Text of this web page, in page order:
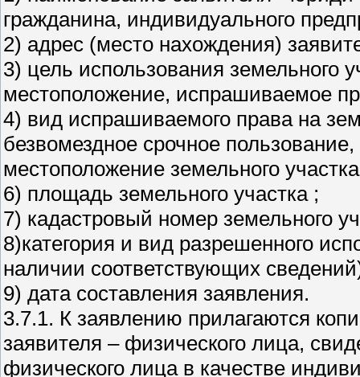
гражданина, индивидуального
2) адрес (место нахождения)
3) цель использования земельного
местоположение, испрашиваемое
4) вид испрашиваемого права на
безвомездное срочное
местоположение земельного
6) площадь земельного участка ;
7) кадастровый номер земельного
8)категория и вид разрешенного
наличии соответствующих
9) дата составления заявления.
3.7.1. К заявлению прилагаются
заявителя – физического лица,
физического лица в качестве